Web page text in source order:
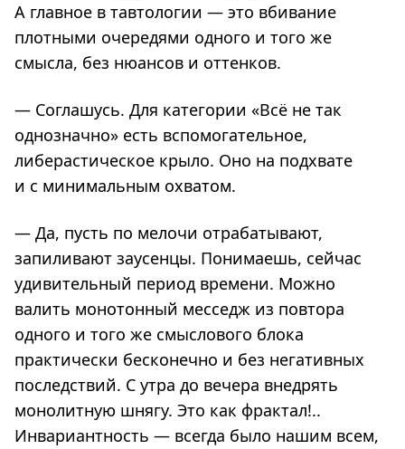
А главное в тавтологии — это вбивание
плотными очередями одного и того же
смысла, без нюансов и оттенков.
— Соглашусь. Для категории «Всё не так
однозначно» есть вспомогательное,
либерастическое крыло. Оно на подхвате
и с минимальным охватом.
— Да, пусть по мелочи отрабатывают,
запиливают заусенцы. Понимаешь, сейчас
удивительный период времени. Можно
валить монотонный месседж из повтора
одного и того же смыслового блока
практически бесконечно и без негативных
последствий. С утра до вечера внедрять
монолитную шнягу. Это как фрактал!..
Инвариантность — всегда было нашим всем,